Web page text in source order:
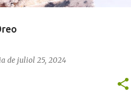
de juliol 25, 2024